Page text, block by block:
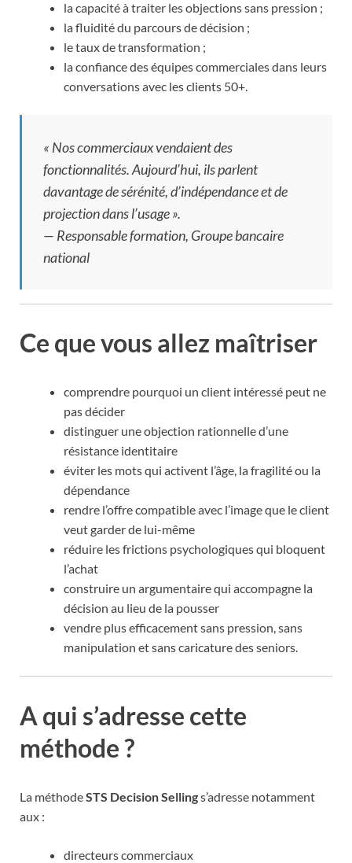
la capacité à traiter les objections sans pression ;
la fluidité du parcours de décision ;
le taux de transformation ;
la confiance des équipes commerciales dans leurs
conversations avec les clients 50+.
« Nos commerciaux vendaient des
fonctionnalités. Aujourd’hui, ils parlent
davantage de sérénité, d’indépendance et de
projection dans l’usage ».
— Responsable formation, Groupe bancaire
national
Ce que vous allez maîtriser
comprendre pourquoi un client intéressé peut ne
pas décider
distinguer une objection rationnelle d’une
résistance identitaire
éviter les mots qui activent l’âge, la fragilité ou la
dépendance
rendre l’offre compatible avec l’image que le client
veut garder de lui-même
réduire les frictions psychologiques qui bloquent
l’achat
construire un argumentaire qui accompagne la
décision au lieu de la pousser
vendre plus efficacement sans pression, sans
manipulation et sans caricature des seniors.
A qui s’adresse cette
méthode ?
La méthodeSTS Decision Sellings’adresse notamment
aux :
directeurs commerciaux